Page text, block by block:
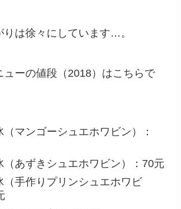
りは徐々にしています…。
ューの値段（2018）はこちらで
マンゴーシュエホワビン）：
（あずきシュエホワビン）：70元
（手作りプリンシュエホワビ